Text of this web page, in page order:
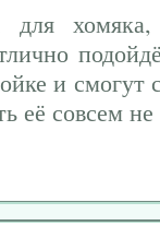
для хомяка,
и смогут
её совсем